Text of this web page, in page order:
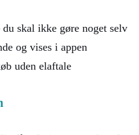
skal ikke gøre noget selv
og vises i appen
uden elaftale